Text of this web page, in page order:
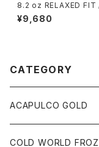
8.2 oz RELAXED FIT
WE DO TEE (WHITE)
¥9,680
CATEGORY
ACAPULCO GOLD
S/S TEE
COLD WORLD